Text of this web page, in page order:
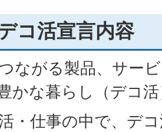
コ活宣言内容
ながる製品、サー
かな暮らし（デコ
・仕事の中で、デ